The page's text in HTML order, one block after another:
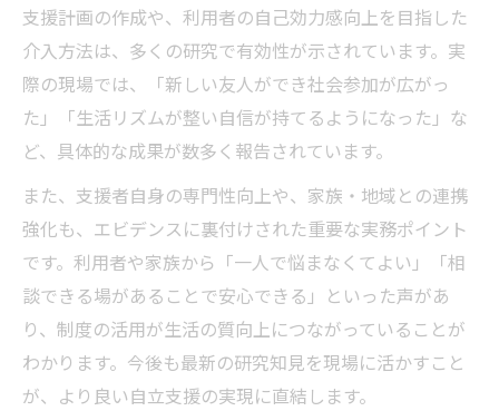
支援計画の作成や、利用者の自己効力感向上を目指した
介入方法は、多くの研究で有効性が示されています。実
際の現場では、「新しい友人ができ社会参加が広がっ
た」「生活リズムが整い自信が持てるようになった」な
ど、具体的な成果が数多く報告されています。
また、支援者自身の専門性向上や、家族・地域との連携
強化も、エビデンスに裏付けされた重要な実務ポイント
です。利用者や家族から「一人で悩まなくてよい」「相
談できる場があることで安心できる」といった声があ
り、制度の活用が生活の質向上につながっていることが
わかります。今後も最新の研究知見を現場に活かすこと
が、より良い自立支援の実現に直結します。